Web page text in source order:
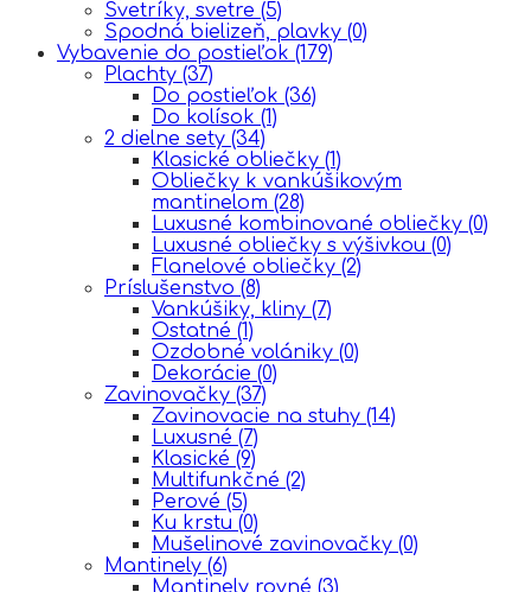
Svetríky, svetre (5)
Spodná bielizeň, plavky (0)
Vybavenie do postieľok (179)
Plachty (37)
Do postieľok (36)
Do kolísok (1)
2 dielne sety (34)
Klasické obliečky (1)
Obliečky k vankúšikovým
mantinelom (28)
Luxusné kombinované obliečky (0)
Luxusné obliečky s výšivkou (0)
Flanelové obliečky (2)
Príslušenstvo (8)
Vankúšiky, kliny (7)
Ostatné (1)
Ozdobné volániky (0)
Dekorácie (0)
Zavinovačky (37)
Zavinovacie na stuhy (14)
Luxusné (7)
Klasické (9)
Multifunkčné (2)
Perové (5)
Ku krstu (0)
Mušelinové zavinovačky (0)
Mantinely (6)
Mantinely rovné (3)